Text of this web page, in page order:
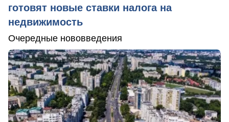
готовят новые ставки налога на
недвижимость
Очередные нововведения